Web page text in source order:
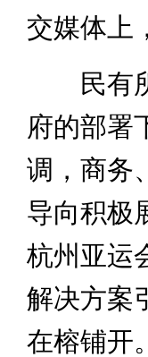
交媒体上
民有所
府的部署
调，商务
导向积极
杭州亚运
解决方案
在榕铺开。